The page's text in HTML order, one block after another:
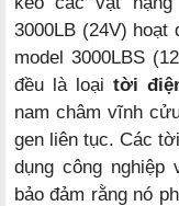
3000LB (24V) hoạt
model 3000LBS
đều là loạitời
nam châm vĩnh
gen liên tục. Các
dụng công nghiệp
bảo đảm rằng nó